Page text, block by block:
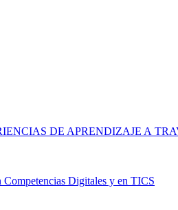
DE APRENDIZAJE A
Digitales y en TICS